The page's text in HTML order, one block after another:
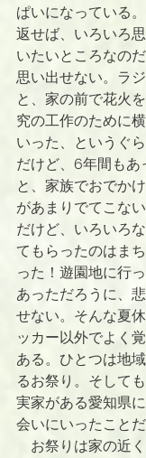
ぱいになっている
返せば、いろいろ
いたいところなの
思い出せない。ラ
と、家の前で花火
究の工作のために
いった、というぐ
だけど、6年間もあ
と、家族でおでか
があまりでてこな
だけど、いろいろ
てもらったのはま
った！遊園地に行
あっただろうに、
せない。そんな夏
ッカー以外でよく
ある。ひとつは地
るお祭り。そして
実家がある愛知県
会いにいったことだ
お祭りは家の近